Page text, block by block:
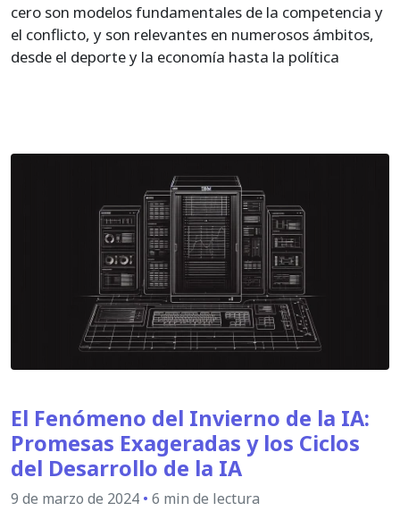
cero son modelos fundamentales de la competencia y
el conflicto, y son relevantes en numerosos ámbitos,
desde el deporte y la economía hasta la política
El Fenómeno del Invierno de la IA:
Promesas Exageradas y los Ciclos
del Desarrollo de la IA
9 de marzo de 2024 • 6 min de lectura